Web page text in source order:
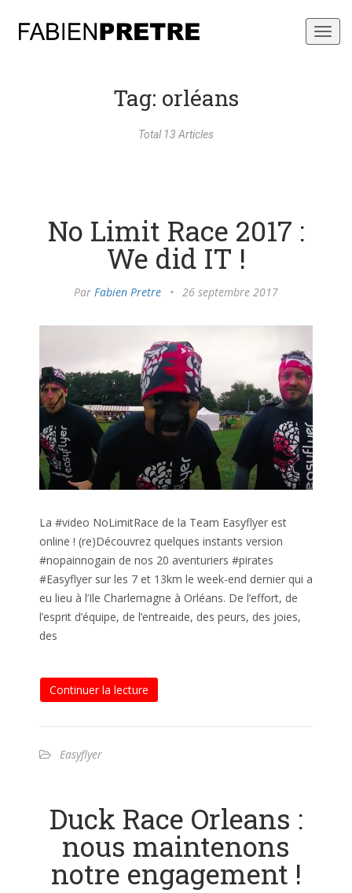
Tag: orléans
Total 13 Articles
No Limit Race 2017 :
We did IT !
Par Fabien Pretre • 26 septembre 2017
La #video NoLimitRace de la Team Easyflyer est
online ! (re)Découvrez quelques instants version
#nopainnogain de nos 20 aventuriers #pirates
#Easyflyer sur les 7 et 13km le week-end dernier qui a
eu lieu à l’Ile Charlemagne à Orléans. De l’effort, de
l’esprit d’équipe, de l’entreaide, des peurs, des joies,
des
Continuer la lecture
Easyflyer
Duck Race Orleans :
nous maintenons
notre engagement !